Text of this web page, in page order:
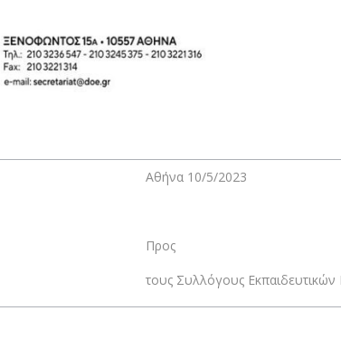
Αθήνα 10/5/2023
Προς
τους Συλλόγους Εκπαιδευτικών